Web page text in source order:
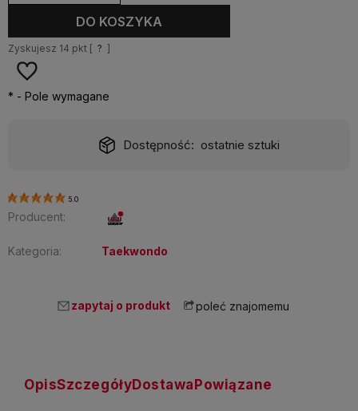
DO KOSZYKA
Zyskujesz 14 pkt [ ? ]
* - Pole wymagane
Dostępność: ostatnie sztuki
5.0
Producent:
Kategoria: Taekwondo
zapytaj o produkt poleć znajomemu
OpisSzczegółyDostawa Powiązane